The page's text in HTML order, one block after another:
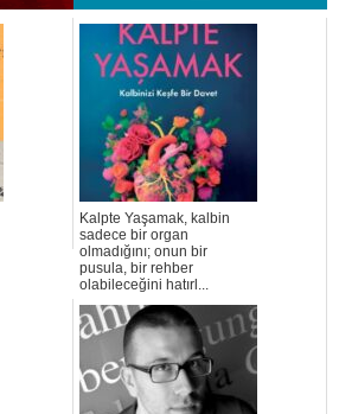
Kalpte Yaşamak, kalbin
sadece bir organ
olmadığını; onun bir
pusula, bir rehber
olabileceğini hatırl...